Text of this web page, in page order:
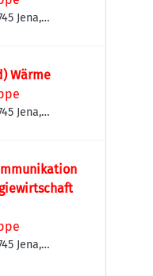
Jena,
Wärme
Jena,
Jena,